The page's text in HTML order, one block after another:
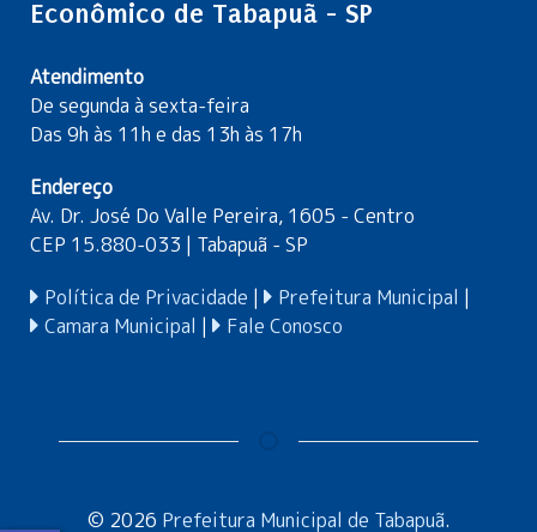
Econômico de Tabapuã - SP
Atendimento
De segunda à sexta-feira
Das 9h às 11h e das 13h às 17h
Endereço
Av. Dr. José Do Valle Pereira, 1605 - Centro
CEP 15.880-033 | Tabapuã - SP
Política de Privacidade | Prefeitura Municipal |
Camara Municipal | Fale Conosco
© 2026 Prefeitura Municipal de Tabapuã.